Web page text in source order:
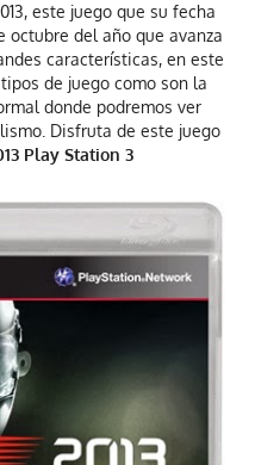
este juego que su fecha
del año que avanza
características, en este
de juego como son la
donde podremos ver
Disfruta de este juego
Play Station 3